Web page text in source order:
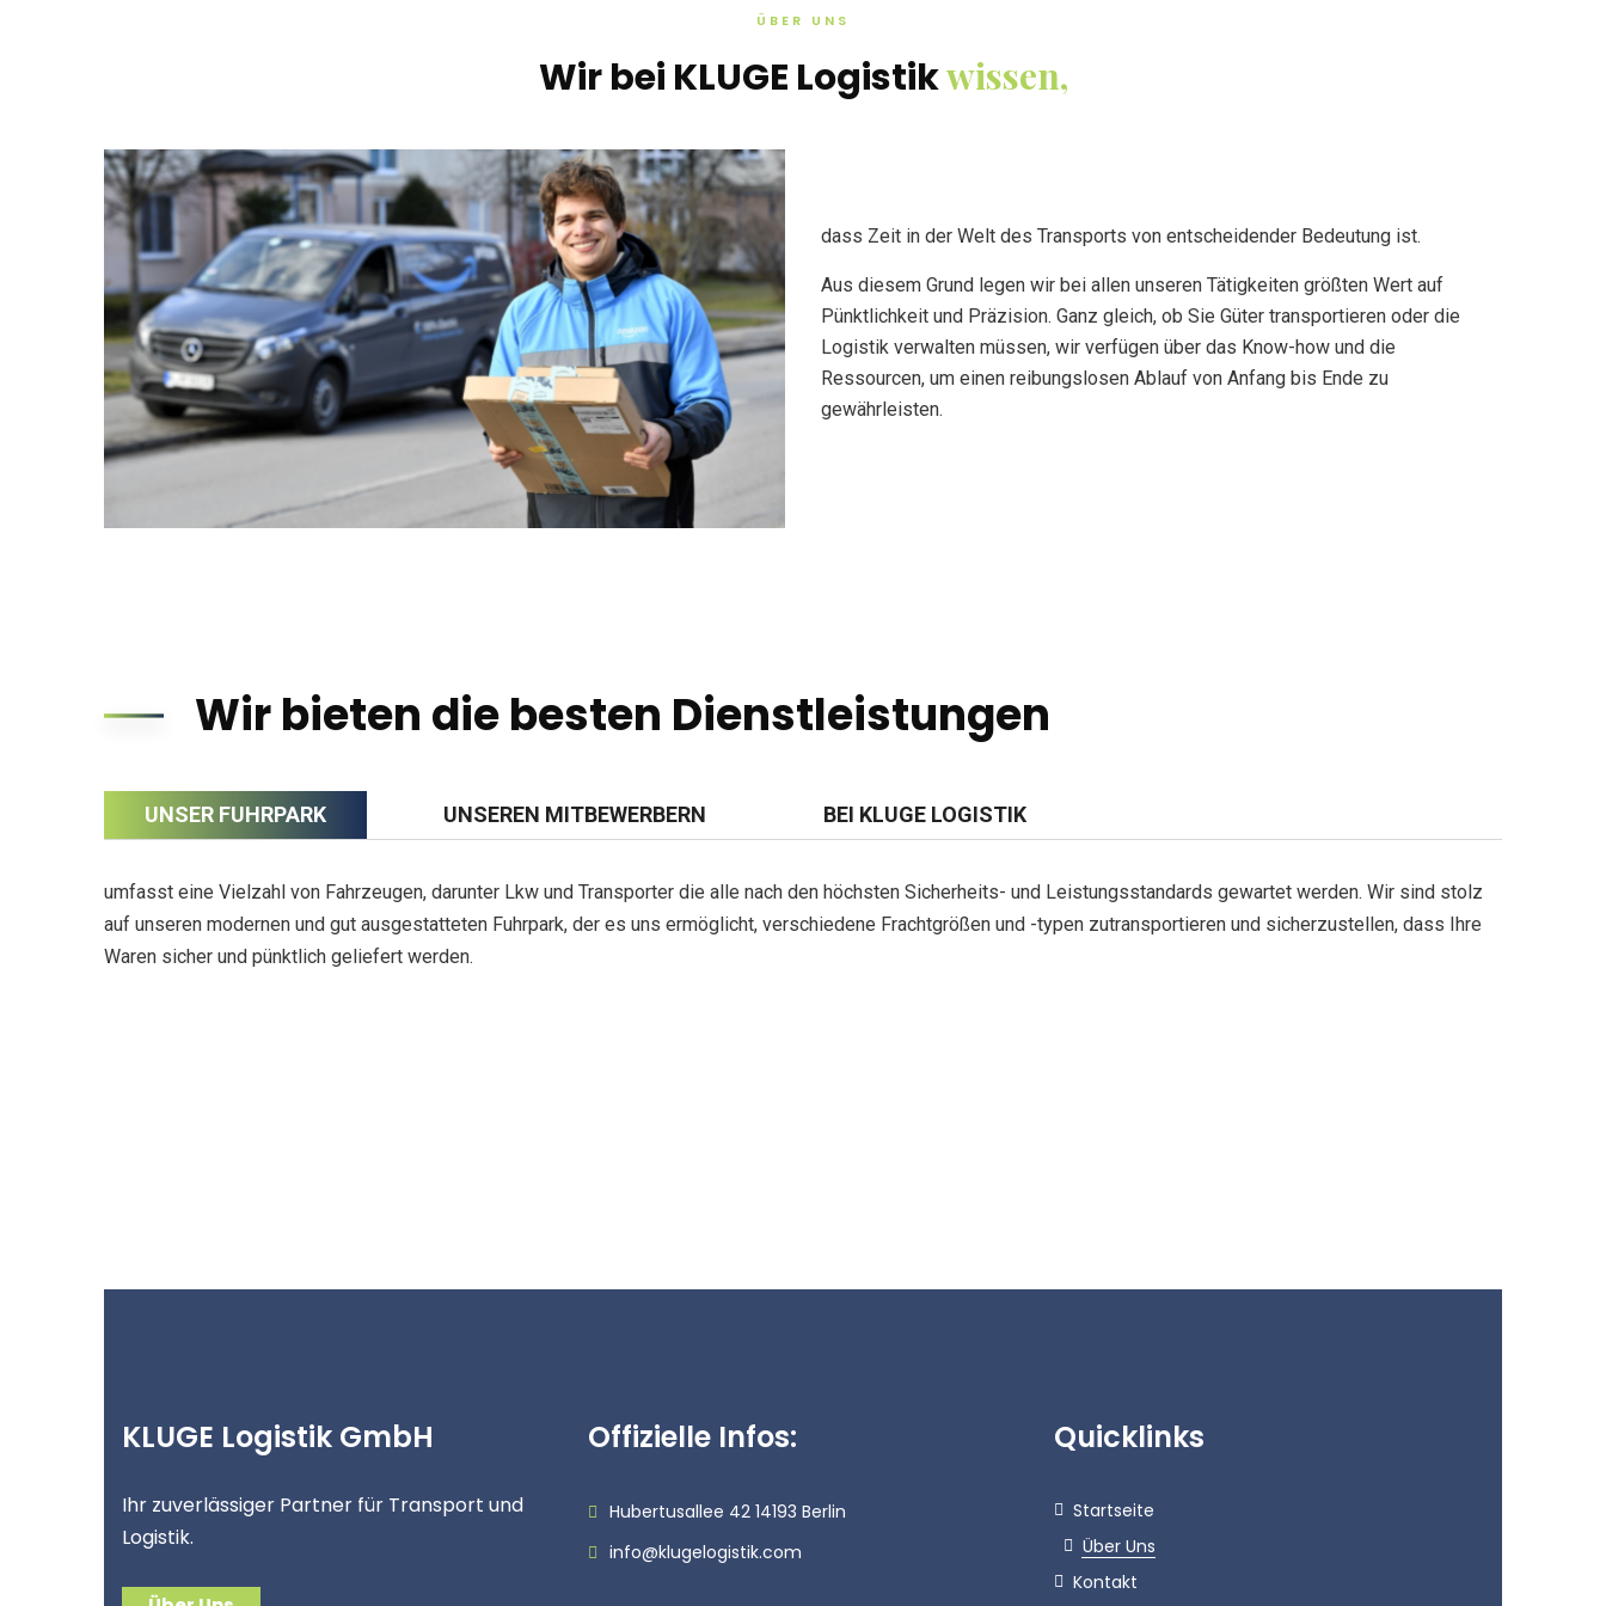
ÜBER UNS
Wir bei KLUGE Logistikwissen,
dass Zeit in der Welt des Transports von entscheidender Bedeutung ist.
Aus diesem Grund legen wir bei allen unseren Tätigkeiten größten Wert auf
Pünktlichkeit und Präzision. Ganz gleich, ob Sie Güter transportieren oder die
Logistik verwalten müssen, wir verfügen über das Know-how und die
Ressourcen, um einen reibungslosen Ablauf von Anfang bis Ende zu
gewährleisten.
Wir bieten die besten Dienstleistungen
UNSER FUHRPARK UNSEREN MITBEWERBERN BEI KLUGE LOGISTIK
umfasst eine Vielzahl von Fahrzeugen, darunter Lkw und Transporter die alle nach den höchsten Sicherheits- und Leistungsstandards gewartet werden. Wir sind stolz
auf unseren modernen und gut ausgestatteten Fuhrpark, der es uns ermöglicht, verschiedene Frachtgrößen und -typen zutransportieren und sicherzustellen, dass Ihre
Waren sicher und pünktlich geliefert werden.
KLUGE Logistik GmbH
Ihr zuverlässiger Partner für Transport und
Logistik.
Offizielle Infos:
Hubertusallee 42 14193 Berlin
info@klugelogistik.com
Quicklinks
Startseite
Über Uns
Kontakt